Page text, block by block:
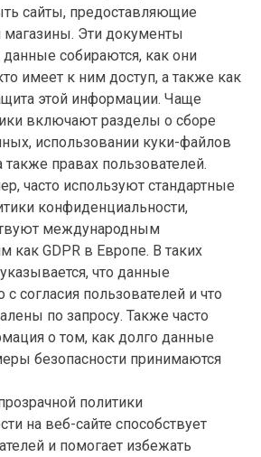
сайты, предоставляющие
магазины. Эти документы
собираются, как они
имеет к ним доступ, а также как
этой информации. Чаще
включают разделы о сборе
использовании куки-файлов
также правах пользователей.
часто используют стандартные
конфиденциальности,
международным
как GDPR в Европе. В таких
что данные
с согласия пользователей и что
по запросу. Также часто
о том, как долго данные
безопасности принимаются
политики
на веб-сайте способствует
и помогает избежать